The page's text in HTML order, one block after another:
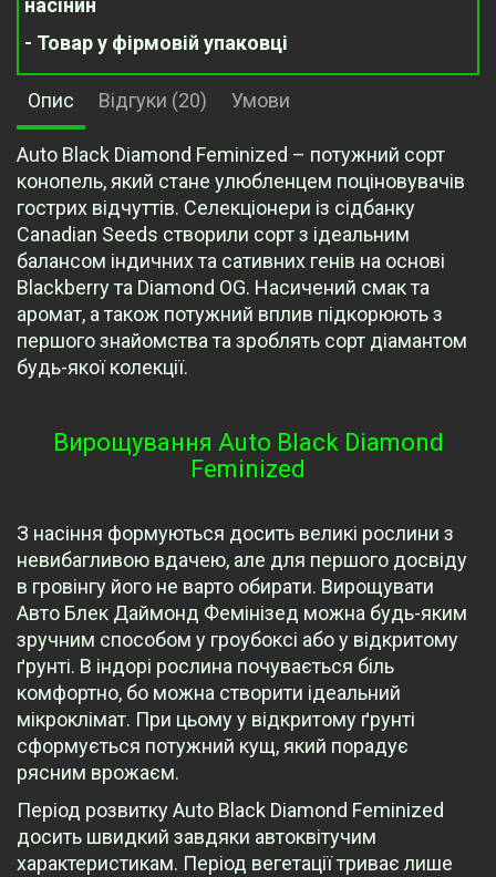
насінин
- Товар у фірмовій упаковці
Опис Відгуки (20) Умови
Auto Black Diamond Feminized – потужний сорт
конопель, який стане улюбленцем поціновувачів
гострих відчуттів. Селекціонери із сідбанку
Canadian Seeds створили сорт з ідеальним
балансом індичних та сативних генів на основі
Blackberry та Diamond OG. Насичений смак та
аромат, а також потужний вплив підкорюють з
першого знайомства та зроблять сорт діамантом
будь-якої колекції.
Вирощування Auto Black Diamond
Feminized
З насіння формуються досить великі рослини з
невибагливою вдачею, але для першого досвіду
в гровінгу його не варто обирати. Вирощувати
Авто Блек Даймонд Фемінізед можна будь-яким
зручним способом у гроубоксі або у відкритому
ґрунті. В індорі рослина почувається біль
комфортно, бо можна створити ідеальний
мікроклімат. При цьому у відкритому ґрунті
сформується потужний кущ, який порадує
рясним врожаєм.
Період розвитку Auto Black Diamond Feminized
досить швидкий завдяки автоквітучим
характеристикам. Період вегетації триває лише